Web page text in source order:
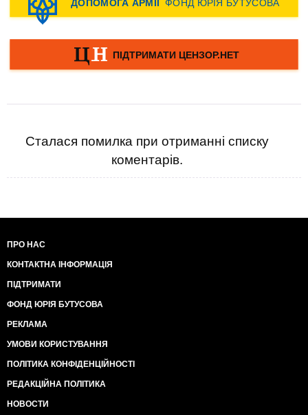
Сталася помилка при отриманні списку
коментарів.
ПРО НАС
КОНТАКТНА ІНФОРМАЦІЯ
ПІДТРИМАТИ
ФОНД ЮРІЯ БУТУСОВА
РЕКЛАМА
УМОВИ КОРИСТУВАННЯ
ПОЛІТИКА КОНФІДЕНЦІЙНОСТІ
РЕДАКЦІЙНА ПОЛІТИКА
НОВОСТИ